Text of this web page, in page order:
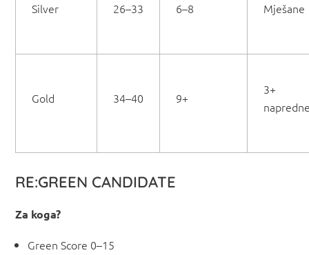
Silver 26–33 6–8 Mješane
Gold 34–40 9+
3+
RE:GREEN CANDIDATE
Za koga?
Green Score 0–15